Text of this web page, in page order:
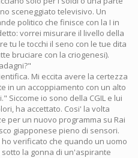
sceneggiato televisivo. Un
politico che finisce con la I in
vorrei misurare il livello della
tu le tocchi il seno con le tue dita
bruciare con la criogenesi).
Mi eccita avere la certezza
in un accoppiamento con un alto
Siccome io sono della CGIL e lui
ha accettato. Cosi' la volta
per un nuovo programma su Rai
giapponese pieno di sensori.
verificato che quando un uomo
la gonna di un'aspirante